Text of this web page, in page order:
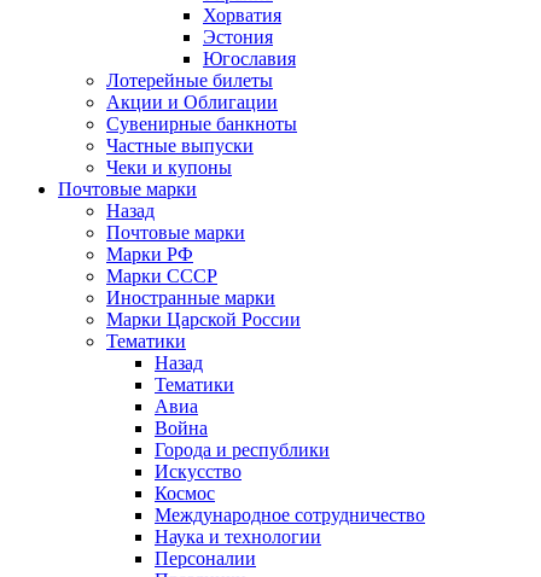
Хорватия
Эстония
Югославия
Лотерейные билеты
Акции и Облигации
Сувенирные банкноты
Частные выпуски
Чеки и купоны
Почтовые марки
Назад
Почтовые марки
Марки РФ
Марки СССР
Иностранные марки
Марки Царской России
Тематики
Назад
Тематики
Авиа
Война
Города и республики
Искусство
Космос
Международное сотрудничество
Наука и технологии
Персоналии